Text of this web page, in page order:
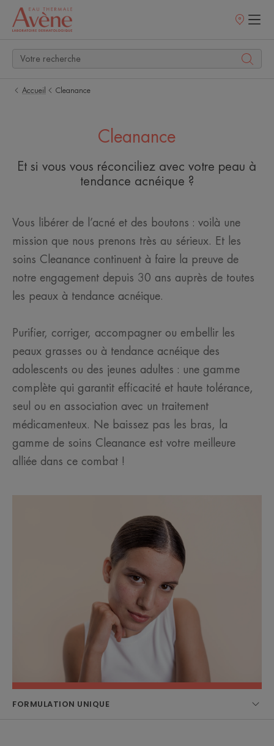
Points
Accueil Cleanance
Cleanance
Et si vous vous réconciliez avec votre peau à
tendance acnéique ?
Vous libérer de l’acné et des boutons : voilà une
mission que nous prenons très au sérieux. Et les
soins Cleanance continuent à faire la preuve de
notre engagement depuis 30 ans auprès de toutes
les peaux à tendance acnéique.
Purifier, corriger, accompagner ou embellir les
peaux grasses ou à tendance acnéique des
adolescents ou des jeunes adultes : une gamme
complète qui garantit efficacité et haute tolérance,
seul ou en association avec un traitement
médicamenteux. Ne baissez pas les bras, la
gamme de soins Cleanance est votre meilleure
alliée dans ce combat !
FORMULATION UNIQUE